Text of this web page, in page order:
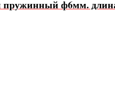
пружинный ф6мм.